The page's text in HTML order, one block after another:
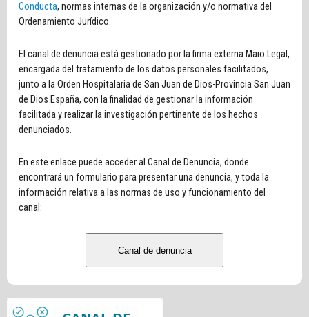
Conducta, normas internas de la organización y/o normativa del
Ordenamiento Jurídico.
El canal de denuncia está gestionado por la firma externa Maio Legal,
encargada del tratamiento de los datos personales facilitados,
junto a la Orden Hospitalaria de San Juan de Dios-Provincia San Juan
de Dios España, con la finalidad de gestionar la información
facilitada y realizar la investigación pertinente de los hechos
denunciados.
En este enlace puede acceder al Canal de Denuncia, donde
encontrará un formulario para presentar una denuncia, y toda la
información relativa a las normas de uso y funcionamiento del
canal:
Canal de denuncia